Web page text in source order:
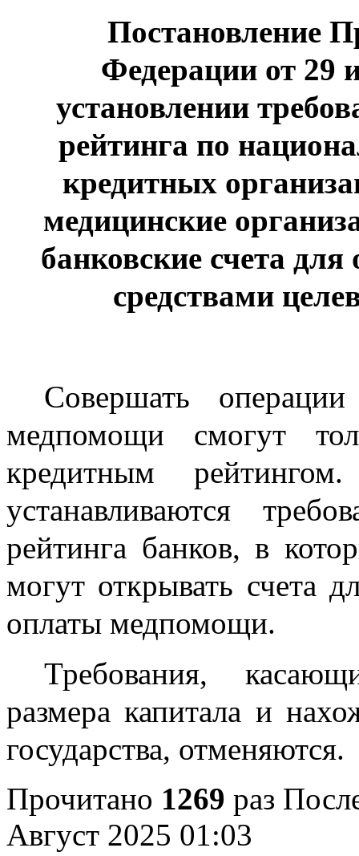
Постановление
Федерации от 29
установлении
рейтинга по
кредитных
медицинские
банковские счета
средствами
Совершать
медпомощи смогут
кредитным
устанавливаются
рейтинга банков, в
могут открывать счета
оплаты медпомощи.
Требования,
размера капитала и
государства, отменяются.
Прочитано 1269 раз
Август 2025 01:03